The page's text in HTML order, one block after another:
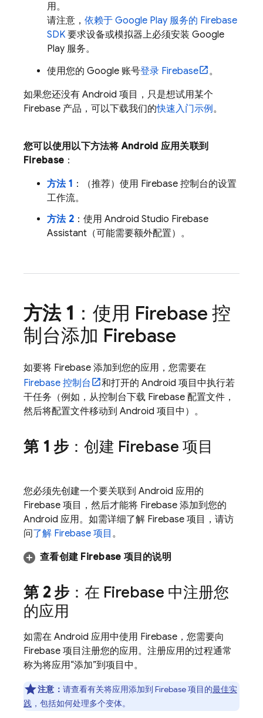
用。
请注意， 依赖于 Google Play 服务的 Firebase
SDK 要求设备或模拟器上必须安装 Google
Play 服务。
使用您的 Google 账号登录 Firebase
。
如果您还没有 Android 项目，只是想试用某个
Firebase 产品，可以下载我们的快速入门示例。
您可以使用以下方法将 Android 应用关联到
Firebase ：
方法 1 ：（推荐）使用 Firebase 控制台的设置
工作流。
方法 2 ：使用 Android Studio Firebase
Assistant（可能需要额外配置）。
方法 1 ：使用 Firebase 控
制台添加 Firebase
如要将 Firebase 添加到您的应用，您需要在
Firebase 控制台
和打开的 Android 项目中执行若
干任务（例如，从控制台下载 Firebase 配置文件，
然后将配置文件移动到 Android 项目中）。
第 1 步 ：创建 Firebase 项目
您必须先创建一个要关联到 Android 应用的
Firebase 项目，然后才能将 Firebase 添加到您的
Android 应用。如需详细了解 Firebase 项目，请访
问了解 Firebase 项目 。
查看创建 Firebase 项目的说明
第 2 步 ：在 Firebase 中注册您
的应用
如需在 Android 应用中使用 Firebase，您需要向
Firebase 项目注册您的应用。注册应用的过程通常
称为将应用“添加”到项目中。
注意： 请查看有关将应用添加到 Firebase 项目的最佳实
践 ，包括如何处理多个变体。